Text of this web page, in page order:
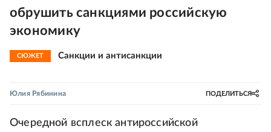
обрушить санкциями российскую
экономику
СЮЖЕТ Санкции и антисанкции
Юлия Рябинина ПОДЕЛИТЬСЯ
Очередной всплеск антироссийской